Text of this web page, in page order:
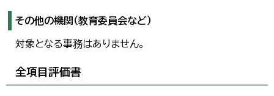
その他の機関（教育委員会など）
対象となる事務はありません。
全項目評価書